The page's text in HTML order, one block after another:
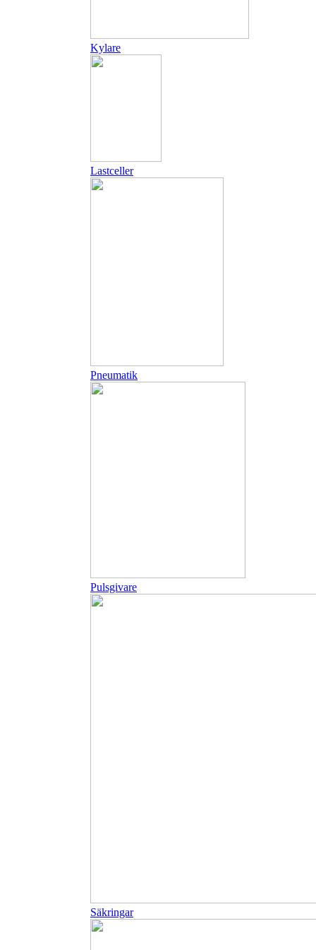
Kylare
Lastceller
Pneumatik
Pulsgivare
Säkringar